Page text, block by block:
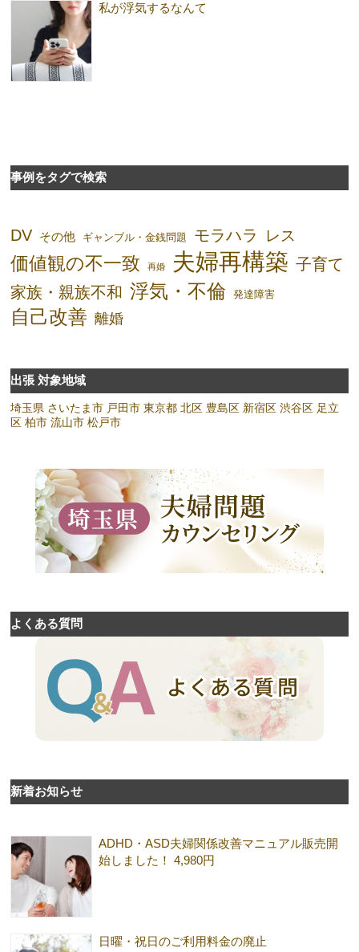
私が浮気するなんて
事例をタグで検索
DV その他 ギャンブル・金銭問題 モラハラ レス
価値観の不一致 再婚 夫婦再構築 子育て
家族・親族不和 浮気・不倫 発達障害
自己改善 離婚
出張 対象地域
埼玉県 さいたま市 戸田市 東京都 北区 豊島区 新宿区 渋谷区 足立
区 柏市 流山市 松戸市
よくある質問
新着お知らせ
ADHD・ASD夫婦関係改善マニュアル販売開
始しました！ 4,980円
日曜・祝日のご利用料金の廃止